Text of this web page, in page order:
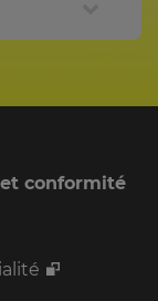
conformité